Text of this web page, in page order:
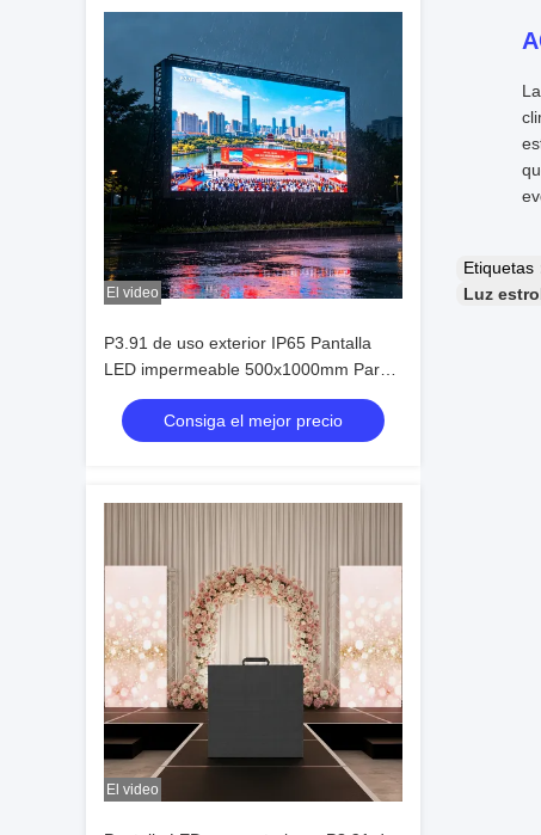
El video
P3.91 de uso exterior IP65 Pantalla
LED impermeable 500x1000mm Pared
de vídeo LED de alquiler para eventos
Consiga el mejor precio
El video
Etiquetas
Luz